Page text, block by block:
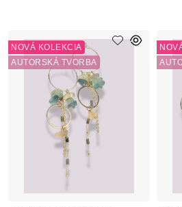
NOVÁ KOLEKCIA
AUTORSKÁ TVORBA